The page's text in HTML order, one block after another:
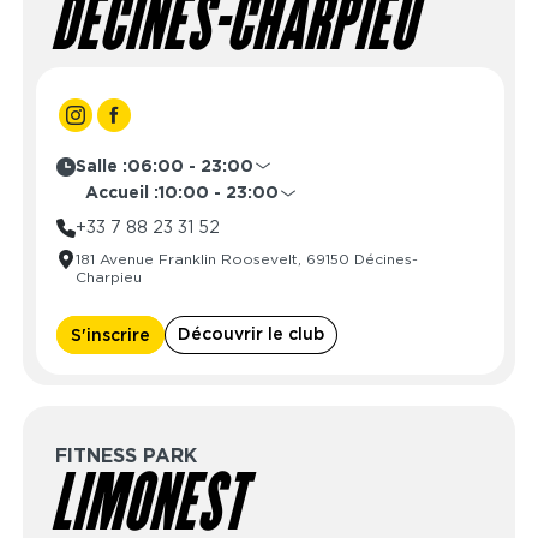
DÉCINES-CHARPIEU
Salle :06:00 - 23:00
Lundi
06:00 - 23:00
Mardi
Jeudi
06:00 - 23:00
Samedi
06:00 - 23:00
Dimanche 06:00 - 23:00
Accueil :10:00 - 23:00
Lundi
Mercredi
09:00 - 23:00
Vendredi
09:00 - 23:00
Samedi
10:00 - 23:00
+33 7 88 23 31 52
181 Avenue Franklin Roosevelt, 69150 Décines-
Charpieu
S'inscrire Découvrir le club
FITNESS PARK
LIMONEST